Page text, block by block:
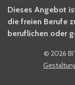
Dieses Angebot
die freien Berufe
beruflichen oder
© 2026